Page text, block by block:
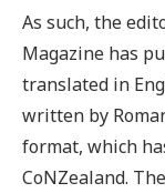
As such, the
Magazine has
translated in
written by
format, which
CoNZealand.